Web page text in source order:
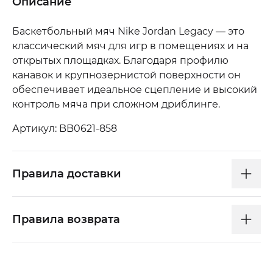
Баскетбольный мяч Nike Jordan Legacy — это
классический мяч для игр в помещениях и на
открытых площадках. Благодаря профилю
канавок и крупнозернистой поверхности он
обеспечивает идеальное сцепление и высокий
контроль мяча при сложном дриблинге.
Артикул: BB0621-858
Правила доставки
Правила возврата